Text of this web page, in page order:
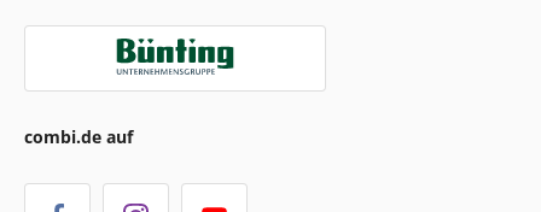
combi.de auf